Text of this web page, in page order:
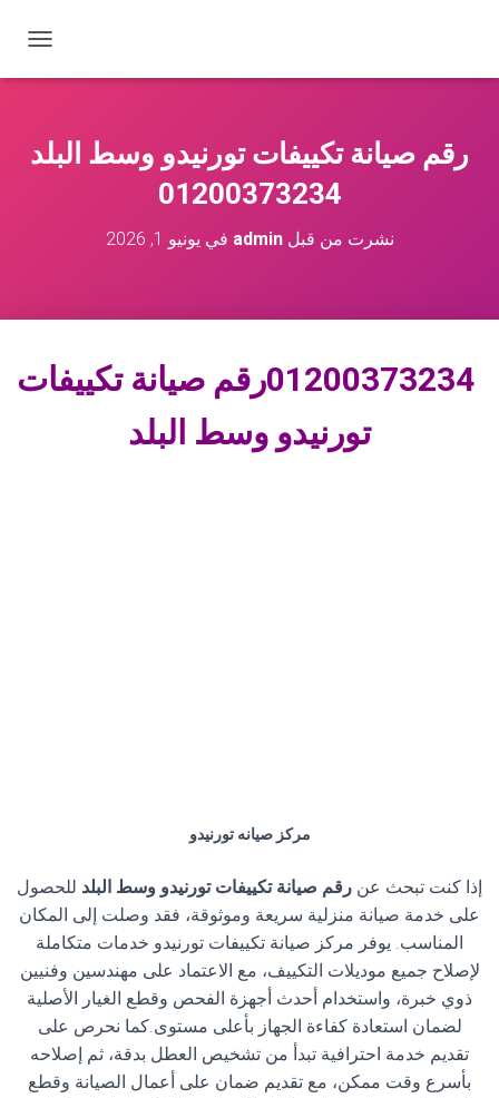
ب
ا
رقم صيانة تكييفات تورنيدو وسط البلد
01200373234
نشرت من قبلadmin في يونيو 1, 2026
01200373234رقم صيانة تكييفات
تورنيدو وسط البلد
مركز صيانه تورنيدو
إذا كنت تبحث عن رقم صيانة تكييفات تورنيدو وسط البلد للحصول
على خدمة صيانة منزلية سريعة وموثوقة، فقد وصلت إلى المكان
المناسب. يوفر مركز صيانة تكييفات تورنيدو خدمات متكاملة
لإصلاح جميع موديلات التكييف، مع الاعتماد على مهندسين وفنيين
ذوي خبرة، واستخدام أحدث أجهزة الفحص وقطع الغيار الأصلية
لضمان استعادة كفاءة الجهاز بأعلى مستوى.كما نحرص على
تقديم خدمة احترافية تبدأ من تشخيص العطل بدقة، ثم إصلاحه
بأسرع وقت ممكن، مع تقديم ضمان على أعمال الصيانة وقطع